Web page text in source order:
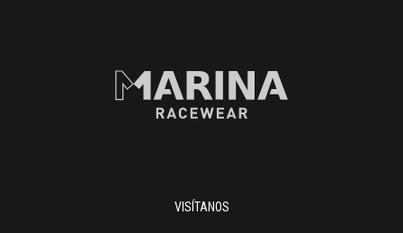
VISÍTANOS